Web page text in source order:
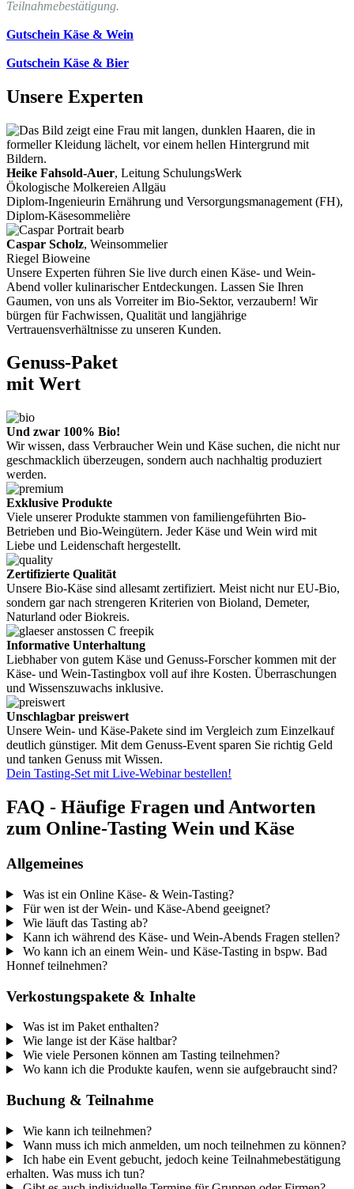
Teilnahmebestätigung.
Gutschein Käse & Wein
Gutschein Käse & Bier
Unsere Experten
Heike Fahsold-Auer, Leitung SchulungsWerk
Ökologische Molkereien Allgäu
Diplom-Ingenieurin Ernährung und Versorgungsmanagement (FH),
Diplom-Käsesommelière
Caspar Scholz, Weinsommelier
Riegel Bioweine
Unsere Experten führen Sie live durch einen Käse- und Wein-
Abend voller kulinarischer Entdeckungen. Lassen Sie Ihren
Gaumen, von uns als Vorreiter im Bio-Sektor, verzaubern! Wir
bürgen für Fachwissen, Qualität und langjährige
Vertrauensverhältnisse zu unseren Kunden.
Genuss-Paket
mit Wert
Und zwar 100% Bio!
Wir wissen, dass Verbraucher Wein und Käse suchen, die nicht nur
geschmacklich überzeugen, sondern auch nachhaltig produziert
werden.
Exklusive Produkte
Viele unserer Produkte stammen von familiengeführten Bio-
Betrieben und Bio-Weingütern. Jeder Käse und Wein wird mit
Liebe und Leidenschaft hergestellt.
Zertifizierte Qualität
Unsere Bio-Käse sind allesamt zertifiziert. Meist nicht nur EU-Bio,
sondern gar nach strengeren Kriterien von Bioland, Demeter,
Naturland oder Biokreis.
Informative Unterhaltung
Liebhaber von gutem Käse und Genuss-Forscher kommen mit der
Käse- und Wein-Tastingbox voll auf ihre Kosten. Überraschungen
und Wissenszuwachs inklusive.
Unschlagbar preiswert
Unsere Wein- und Käse-Pakete sind im Vergleich zum Einzelkauf
deutlich günstiger. Mit dem Genuss-Event sparen Sie richtig Geld
und tanken Genuss mit Wissen.
Dein Tasting-Set mit Live-Webinar bestellen!
FAQ - Häufige Fragen und Antworten
zum Online-Tasting Wein und Käse
Allgemeines
Was ist ein Online Käse- & Wein-Tasting?
Für wen ist der Wein- und Käse-Abend geeignet?
Wie läuft das Tasting ab?
Kann ich während des Käse- und Wein-Abends Fragen stellen?
Wo kann ich an einem Wein- und Käse-Tasting in bspw. Bad
Honnef teilnehmen?
Verkostungspakete & Inhalte
Was ist im Paket enthalten?
Wie lange ist der Käse haltbar?
Wie viele Personen können am Tasting teilnehmen?
Wo kann ich die Produkte kaufen, wenn sie aufgebraucht sind?
Buchung & Teilnahme
Wie kann ich teilnehmen?
Wann muss ich mich anmelden, um noch teilnehmen zu können?
Ich habe ein Event gebucht, jedoch keine Teilnahmebestätigung
erhalten. Was muss ich tun?